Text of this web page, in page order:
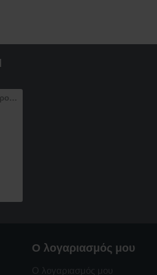
Λαμπάδα για κορίτσια με χειροποίητη κούκλα ΓΟΡΓΟΝΑ
Ο λογαριασμός μου
Ο λογαριασμός μου